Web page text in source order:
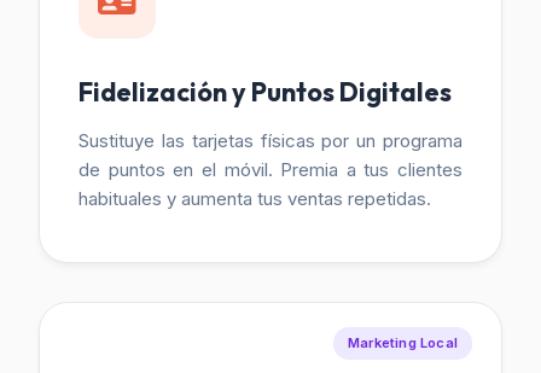
Fidelización y Puntos Digitales
Sustituye las tarjetas físicas por un programa
de puntos en el móvil. Premia a tus clientes
habituales y aumenta tus ventas repetidas.
Marketing Local